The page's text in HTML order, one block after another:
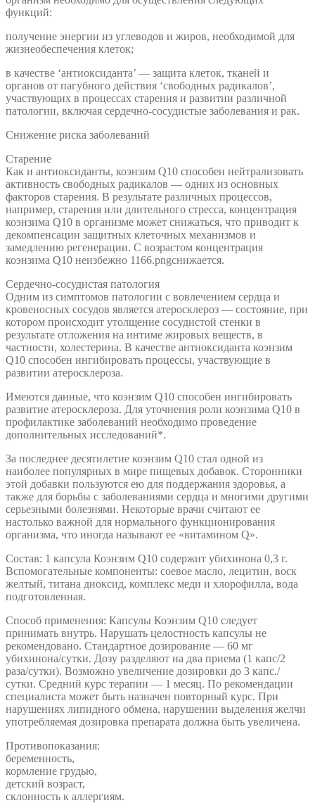
функций:
получение энергии из углеводов и жиров, необходимой для
жизнеобеспечения клеток;
в качестве ‘антиоксиданта’ — защита клеток, тканей и
органов от пагубного действия ‘свободных радикалов’,
участвующих в процессах старения и развитии различной
патологии, включая сердечно-сосудистые заболевания и рак.
Снижение риска заболеваний
Старение
Как и антиоксиданты, коэнзим Q10 способен нейтрализовать
активность свободных радикалов — одних из основных
факторов старения. В результате различных процессов,
например, старения или длительного стресса, концентрация
коэнзима Q10 в организме может снижаться, что приводит к
декомпенсации защитных клеточных механизмов и
замедлению регенерации. С возрастом концентрация
коэнзима Q10 неизбежно 1166.pngснижается.
Сердечно-сосудистая патология
Одним из симптомов патологии с вовлечением сердца и
кровеносных сосудов является атеросклероз — состояние, при
котором происходит утолщение сосудистой стенки в
результате отложения на интиме жировых веществ, в
частности, холестерина. В качестве антиоксиданта коэнзим
Q10 способен ингибировать процессы, участвующие в
развитии атеросклероза.
Имеются данные, что коэнзим Q10 способен ингибировать
развитие атеросклероза. Для уточнения роли коэнзима Q10 в
профилактике заболеваний необходимо проведение
дополнительных исследований*.
За последнее десятилетие коэнзим Q10 стал одной из
наиболее популярных в мире пищевых добавок. Сторонники
этой добавки пользуются ею для поддержания здоровья, а
также для борьбы с заболеваниями сердца и многими другими
серьезными болезнями. Некоторые врачи считают ее
настолько важной для нормального функционирования
организма, что иногда называют ее «витамином Q».
Состав: 1 капсула Коэнзим Q10 содержит убихинона 0,3 г.
Вспомогательные компоненты: соевое масло, лецитин, воск
желтый, титана диоксид, комплекс меди и хлорофилла, вода
подготовленная.
Способ применения: Капсулы Коэнзим Q10 следует
принимать внутрь. Нарушать целостность капсулы не
рекомендовано. Стандартное дозирование — 60 мг
убихинона/сутки. Дозу разделяют на два приема (1 капс/2
раза/сутки). Возможно увеличение дозировки до 3 капс./
сутки. Средний курс терапии — 1 месяц. По рекомендации
специалиста может быть назначен повторный курс. При
нарушениях липидного обмена, нарушении выделения желчи
употребляемая дозировка препарата должна быть увеличена.
Противопоказания:
беременность,
кормление грудью,
детский возраст,
склонность к аллергиям.